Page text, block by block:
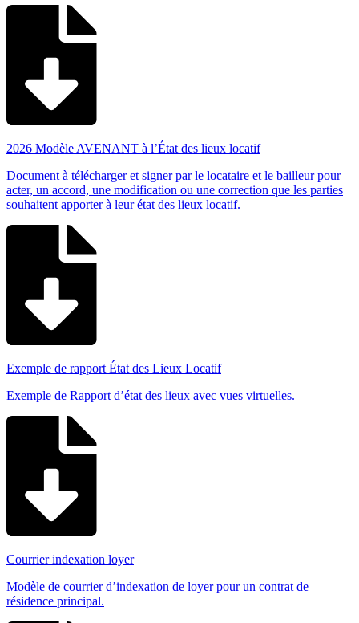
2026 Modèle AVENANT à l’État des lieux locatif
Document à télécharger et signer par le locataire et le bailleur pour
acter, un accord, une modification ou une correction que les parties
souhaitent apporter à leur état des lieux locatif.
Exemple de rapport État des Lieux Locatif
Exemple de Rapport d’état des lieux avec vues virtuelles.
Courrier indexation loyer
Modèle de courrier d’indexation de loyer pour un contrat de
résidence principal.